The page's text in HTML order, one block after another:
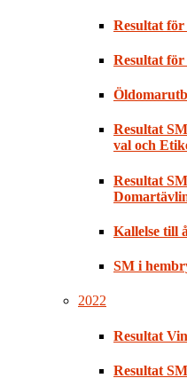
Resultat
Resultat för
Resultat
val och
Resultat
Kallelse till
SM i
2022
Resultat
Resultat